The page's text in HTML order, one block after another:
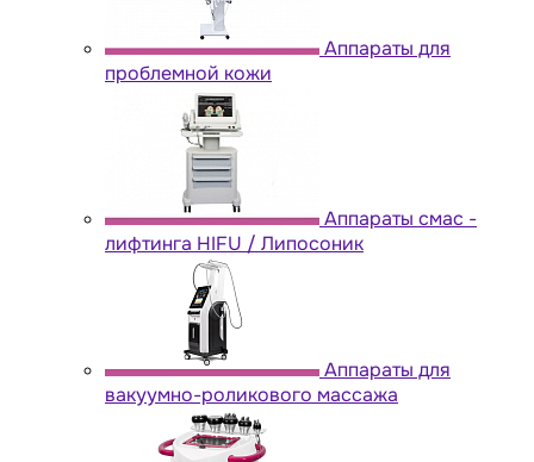
Аппараты для
проблемной кожи
Аппараты cмас -
лифтинга HIFU / Липосоник
Аппараты для
вакуумно-роликового массажа